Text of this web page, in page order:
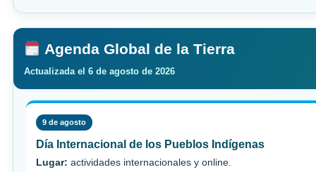
Agenda Global de la Tierra
Actualizada el 6 de agosto de 2026
9 de agosto
Día Internacional de los Pueblos Indígenas
Lugar: actividades internacionales y online.